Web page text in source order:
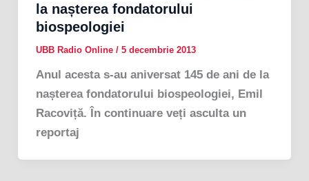
la nașterea fondatorului
biospeologiei
UBB Radio Online / 5 decembrie 2013
Anul acesta s-au aniversat 145 de ani de la
nașterea fondatorului biospeologiei, Emil
Racoviță. În continuare veți asculta un
reportaj